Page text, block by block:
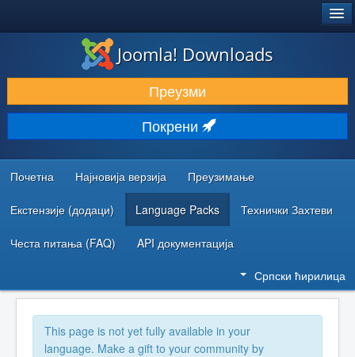
ПРЕУЗИМАЊЕ И ПРОШИРЕЊА (ЕКСТЕНЗИЈЕ)
ОТКРИЈТЕ И НАУЧИТЕ
ЗАЈЕДНИЦА И ПОДРШКА
РЕСУРСИ ЗА РАЗВОЈ
Joomla! Downloads
Преузми
Покрени
Почетна Најновија верзија Преузимање
Екстензије (додаци) Language Packs Технички Захтеви
Честа питања (FAQ) API документација
Српски ћирилица
This page is not yet fully available in your
language. Make a gift to your community by